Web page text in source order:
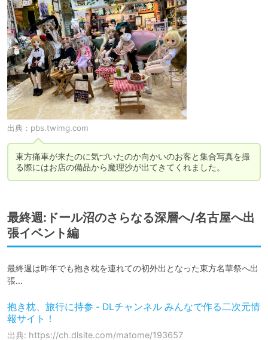
出典： pbs.twimg.com
東方痛車が来たのに気づいたのか向かいのお客と集合写真を撮
る際にはお店の備品から魔理沙が出てきてくれました。
最終週:ドール沼のさらなる深層へ/名古屋へ出
張イベント編
最終週は昨年でも抱き枕を連れての初外出となった東方名華祭へ出
張…
抱き枕、旅行に持参 - DLチャンネル みんなで作る二次元情
報サイト！
出典: https://ch.dlsite.com/matome/193657